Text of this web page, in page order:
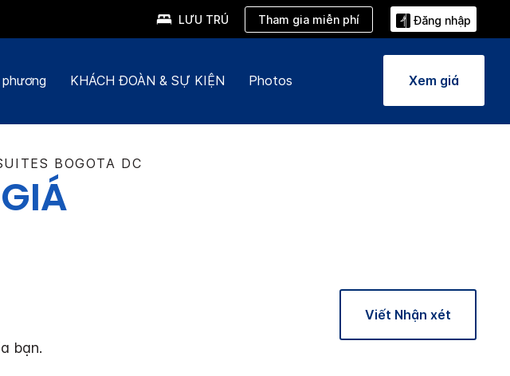
LƯU TRÚ Tham gia miễn phí Đăng nhập
KHÁCH ĐOÀN & SỰ KIỆN Photos Xem giá
BOGOTA DC
bạn.
Viết Nhận xét